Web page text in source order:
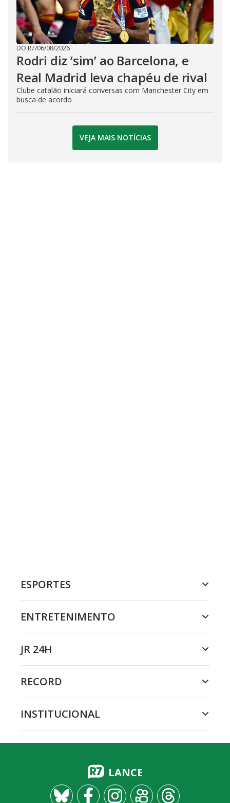
DO R7/06/08/2026
Rodri diz ‘sim’ ao Barcelona, e
Real Madrid leva chapéu de rival
Clube catalão iniciará conversas com Manchester City em
busca de acordo
VEJA MAIS NOTÍCIAS
ESPORTES
ENTRETENIMENTO
JR 24H
RECORD
INSTITUCIONAL
LANCE